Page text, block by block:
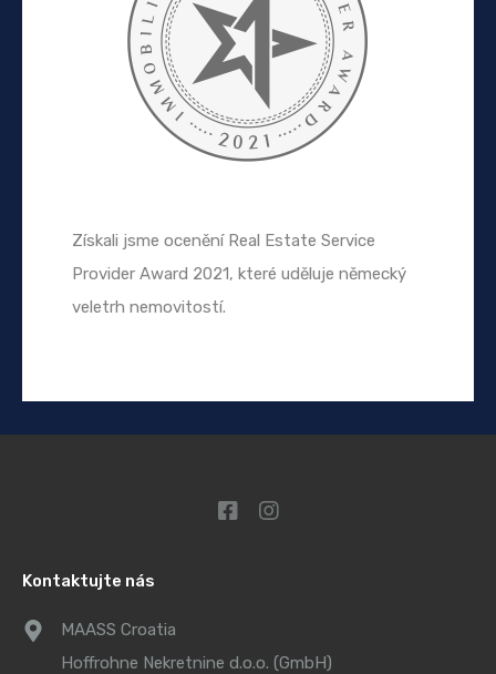
Získali jsme ocenění Real Estate Service
Provider Award 2021, které uděluje německý
veletrh nemovitostí.
Kontaktujte nás
MAASS Croatia
Hoffrohne Nekretnine d.o.o. (GmbH)